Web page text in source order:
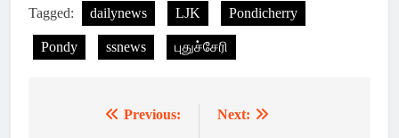
Tagged: dailynews LJK Pondicherry
Pondy ssnews புதுச்சேரி
Previous: Next: